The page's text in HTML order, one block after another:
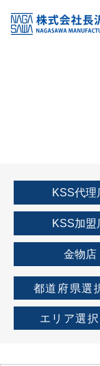
KSS加盟店・取扱
店舗一覧
KSS代理
KSS加盟
金物店
都道府県選
エリア選択